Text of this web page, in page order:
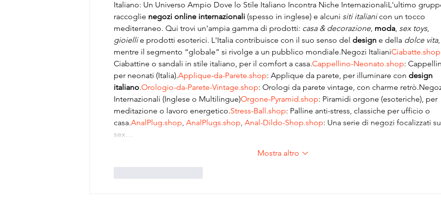
Italiano: Un Universo Ampio Dove lo Stile Italiano Incontra Niche InternazionaliL'ultimo
raccoglie negozi online internazionali (spesso in inglese) e alcuni siti italiani con un tocco
mediterraneo. Qui trovi un'ampia gamma di prodotti: casa & decorazione, moda, sex toys,
gioielli e prodotti esoterici. L'Italia contribuisce con il suo senso del design e della dolce vita,
mentre il segmento “globale” si rivolge a un pubblico mondiale.Negozi ItalianiCiabatte.shop
Ciabattine o sandali in stile italiano, per il comfort a casa.Cappellino-Neonato.shop:
per neonati (Italia).Applique-da-Parete.shop: Applique da parete, per illuminare con design
italiano.Orologio-da-Parete-Vintage.shop: Orologi da parete vintage, con charme
Internazionali (Inglese o Multilingue)Orgone-Pyramid.shop: Piramidi orgone (esoteriche), per
meditazione o lavoro energetico.Stress-Ball.shop: Palline anti-stress, classiche per ufficio o
casa.AnalPlug.shop, AnalPlugs.shop, Anal-Dildo-Shop.shop: Una serie di negozi focalizzati
sex…
Mostra altro